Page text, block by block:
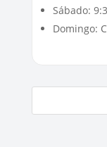
Sábado:
Domingo: